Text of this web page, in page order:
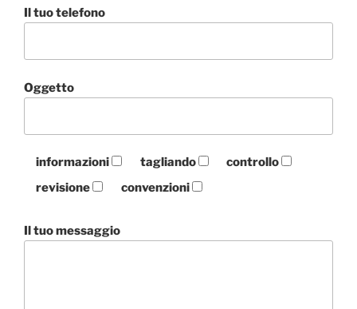
Il tuo telefono
Oggetto
informazioni tagliando
controllo
revisione
convenzioni
Il tuo messaggio